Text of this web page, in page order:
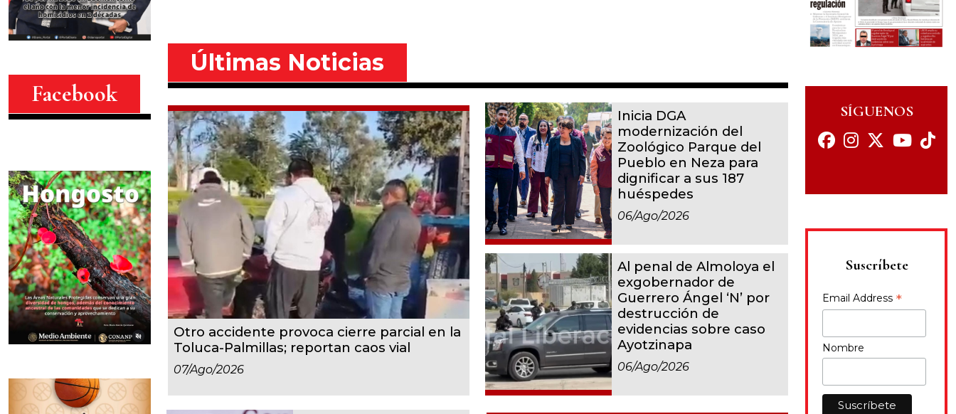
Facebook
Últimas Noticias
Otro accidente provoca cierre parcial en la
Toluca-Palmillas; reportan caos vial
07/ago/2026
Inicia DGA
modernización del
Zoológico Parque del
Pueblo en Neza para
dignificar a sus 187
huéspedes
06/ago/2026
Al penal de Almoloya el
exgobernador de
Guerrero Ángel ‘N’ por
destrucción de
evidencias sobre caso
Ayotzinapa
06/ago/2026
SÍGUENOS
Suscríbete
Email Address *
Nombre